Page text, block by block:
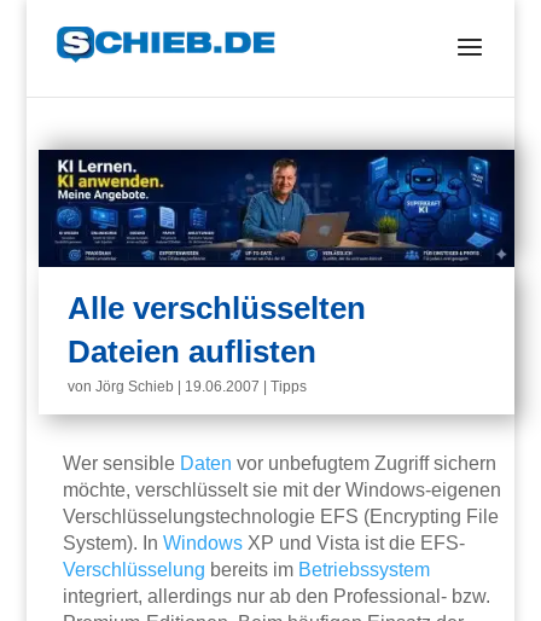
Alle verschlüsselten
Dateien auflisten
vonJörg Schieb 19.06.2007 |Tipps
Wer sensible Daten vor unbefugtem Zugriff sichern
möchte, verschlüsselt sie mit der Windows-eigenen
Verschlüsselungstechnologie EFS (Encrypting File
System). InWindows XP und Vista ist die EFS-
Verschlüsselung bereits im Betriebssystem
integriert, allerdings nur ab den Professional- bzw.